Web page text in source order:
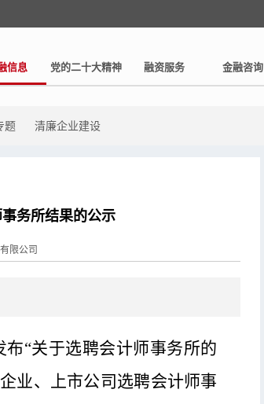
信息 党的二十大精神 融资服务 金融咨询
题 清廉企业建设
务所结果的公示
限公司
布“关于选聘会计师事务所的
业、上市公司选聘会计师事